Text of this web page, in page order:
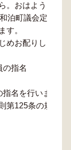
。おはようござ
泊町議会定例会
す。
めお配りしたと
指名
名を行います。
第125条の規定に